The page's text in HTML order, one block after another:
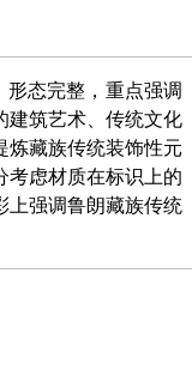
态完整，重点强调
建筑艺术、传统文化
炼藏族传统装饰性元
考虑材质在标识上的
上强调鲁朗藏族传统